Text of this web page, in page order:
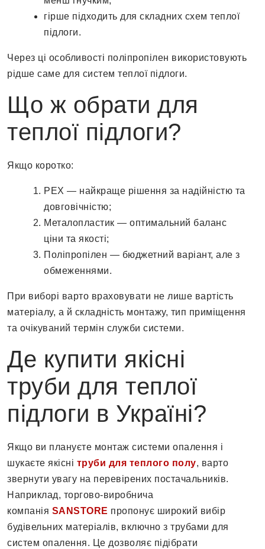
гірше підходить для складних схем теплої
підлоги.
Через ці особливості поліпропілен використовують
рідше саме для систем теплої підлоги.
Що ж обрати для
теплої підлоги?
Якщо коротко:
PEX — найкраще рішення за надійністю та
довговічністю;
Металопластик — оптимальний баланс
ціни та якості;
Поліпропілен — бюджетний варіант, але з
обмеженнями.
При виборі варто враховувати не лише вартість
матеріалу, а й складність монтажу, тип приміщення
та очікуваний термін служби системи.
Де купити якісні
труби для теплої
підлоги в Україні?
Якщо ви плануєте монтаж системи опалення і
шукаєте якісні труби для теплого полу, варто
звернути увагу на перевірених постачальників.
Наприклад, торгово-виробнича
компанія SANSTORE пропонує широкий вибір
будівельних матеріалів, включно з трубами для
систем опалення. Це дозволяє підібрати